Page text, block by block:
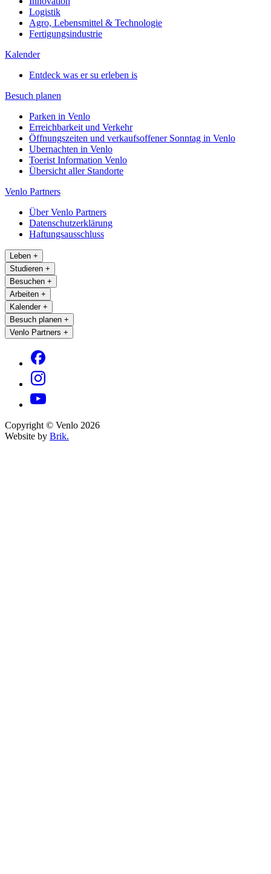
Logistik
Agro, Lebensmittel & Technologie
Fertigungsindustrie
Kalender
Entdeck was er su erleben is
Besuch planen
Parken in Venlo
Erreichbarkeit und Verkehr
Öffnungszeiten und verkaufsoffener Sonntag in Venlo
Ubernachten in Venlo
Toerist Information Venlo
Übersicht aller Standorte
Venlo Partners
Über Venlo Partners
Datenschutzerklärung
Haftungsausschluss
Leben +
Studieren +
Besuchen +
Arbeiten +
Kalender +
Besuch planen +
Venlo Partners +
Copyright © Venlo 2026
Website by Brik.